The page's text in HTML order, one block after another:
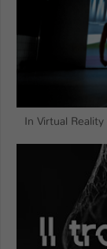
In Virtual